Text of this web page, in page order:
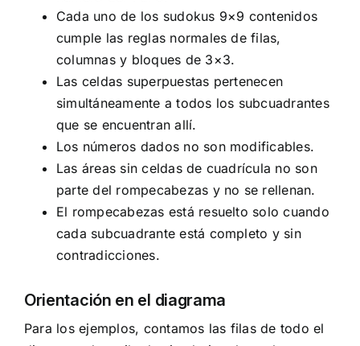
Cada uno de los sudokus 9×9 contenidos
cumple las reglas normales de filas,
columnas y bloques de 3×3.
Las celdas superpuestas pertenecen
simultáneamente a todos los subcuadrantes
que se encuentran allí.
Los números dados no son modificables.
Las áreas sin celdas de cuadrícula no son
parte del rompecabezas y no se rellenan.
El rompecabezas está resuelto solo cuando
cada subcuadrante está completo y sin
contradicciones.
Orientación en el diagrama
Para los ejemplos, contamos las filas de todo el